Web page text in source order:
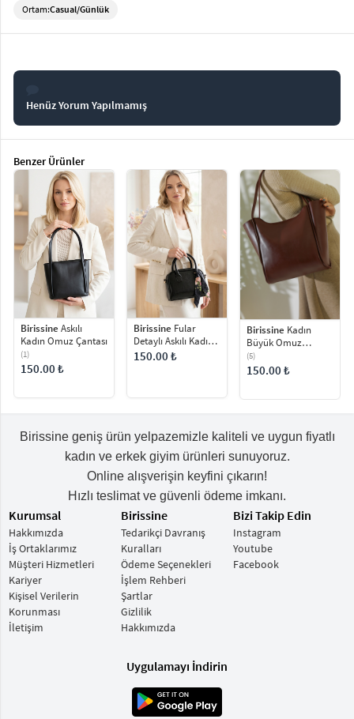
Ortam:Casual/Günlük
Henüz Yorum Yapılmamış
Benzer Ürünler
Birissine Askılı
Kadın Omuz Çantası
(1)
150.00 ₺
Birissine Fular
Detaylı Askılı Kadın
Omuz Çantası
150.00 ₺
Birissine Kadın
Büyük Omuz
Çantası Günlük -
Spor
(5)
150.00 ₺
Birissine geniş ürün yelpazemizle kaliteli ve uygun fiyatlı
kadın ve erkek giyim ürünleri sunuyoruz.
Online alışverişin keyfini çıkarın!
Hızlı teslimat ve güvenli ödeme imkanı.
Kurumsal
Hakkımızda
İş Ortaklarımız
Müşteri Hizmetleri
Kariyer
Kişisel Verilerin
Korunması
İletişim
Birissine
Tedarikçi Davranış
Kuralları
Ödeme Seçenekleri
İşlem Rehberi
Şartlar
Gizlilik
Hakkımızda
Bizi Takip Edin
Instagram
Youtube
Facebook
Uygulamayı İndirin